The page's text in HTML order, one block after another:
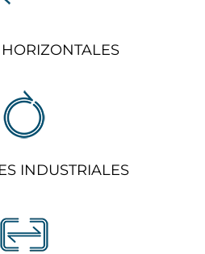
INDUSTRIALES